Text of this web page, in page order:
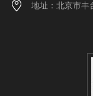
地址：北京市丰